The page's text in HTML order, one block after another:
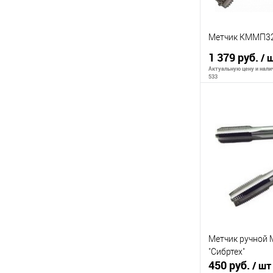
Метчик
1 379 руб. /
Актуальную цену и
533
В
В избранное
Метчик ручной
"Сибртех"
450 руб. / шт